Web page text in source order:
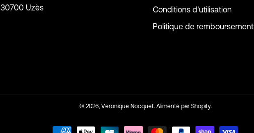
30700 Uzès
Conditions d'utilisation
Politique de remboursement
© 2026, Véronique Nocquet. Alimenté par Shopify.